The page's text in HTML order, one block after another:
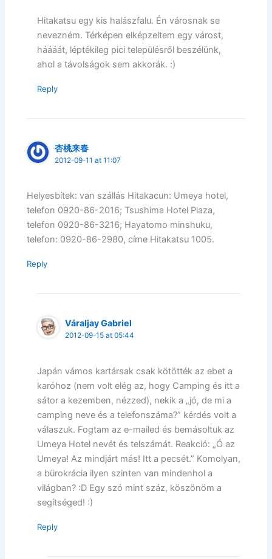
Hitakatsu egy kis halászfalu. Én városnak se
nevezném. Térképen elképzeltem egy várost,
háááát, léptékileg pici településről beszélünk,
ahol a távolságok sem akkorák. :)
Reply
杏桃来春
2012-09-11 at 11:07
Helyesbítek: van szállás Hitakacun: Umeya hotel,
telefon 0920-86-2016; Tsushima Hotel Plaza,
telefon 0920-86-3216; Hayatomo minshuku,
telefon: 0920-86-2980, címe Hitakatsu 1005.
Reply
Váraljay Gabriel
2012-09-15 at 05:44
Japán vámos kartársak csak kötötték az ebet a
karóhoz (nem volt elég az, hogy Camping és itt a
sátor a kezemben, nézzed), nekik a „jó, de mi a
camping neve és a telefonszáma?” kérdés volt a
válaszuk. Fogtam az e-mailed és bemásoltuk az
Umeya Hotel nevét és telszámát. Reakció: „Ó az
Umeya! Az mindjárt más! Itt a pecsét.” Komolyan,
a bürokrácia ilyen szinten van mindenhol a
világban? :D Egy szó mint száz, köszönöm a
segítséged! :)
Reply